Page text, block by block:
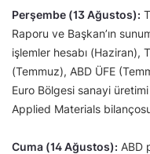
Perşembe (13 Ağustos):
Raporu ve Başkan’ın
işlemler hesabı (Haziran),
(Temmuz), ABD ÜFE
Euro Bölgesi sanayi
Applied Materials
Cuma (14 Ağustos): ABD